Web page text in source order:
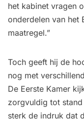
het kabinet vragen
onderdelen van het
maatregel.”
Toch geeft hij de
nog met
De Eerste Kamer
zorgvuldig tot
sterk de indruk dat